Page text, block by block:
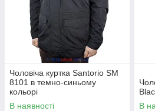
Чоловіча куртка Santorio SM
8101 в темно-синьому
кольорі
В наявності
В